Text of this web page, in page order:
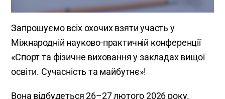
Запрошуємо всіх охочих взяти участь у
Міжнародній науково-практичній конференції
«Спорт та фізичне виховання у закладах вищої
освіти. Сучасність та майбутнє»!
Вона відбудеться 26–27 лютого 2026 року.